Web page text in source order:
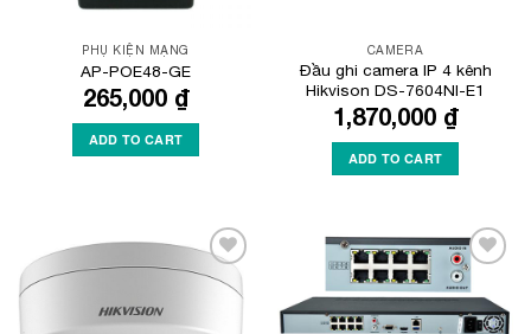
PHỤ KIỆN MẠNG
AP-POE48-GE
265,000 ₫
ADD TO CART
CAMERA
Đầu ghi camera IP 4 kênh
Hikvison DS-7604NI-E1
1,870,000 ₫
ADD TO CART
Add to
Wishlist
Add to
Wishlist